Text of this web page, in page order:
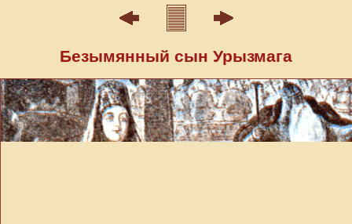
Безымянный сын Урызмага